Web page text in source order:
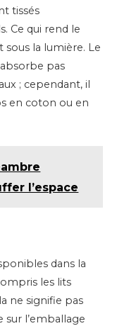
tissés
Ce qui rend le
sous la lumière. Le
pas
; cependant, il
en coton ou en
l’espace
dans la
les lits
ne signifie pas
sur l’emballage